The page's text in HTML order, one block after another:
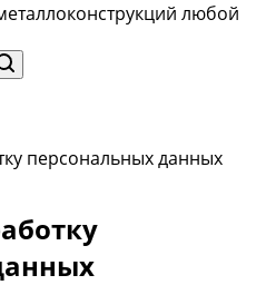
любой
персональных данных